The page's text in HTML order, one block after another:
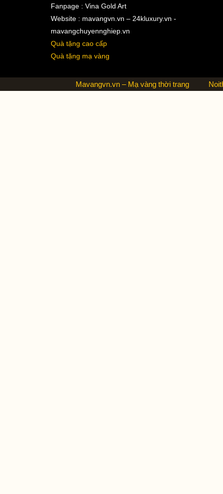
Fanpage : Vina Gold Art
Website : mavangvn.vn – 24kluxury.vn -
mavangchuyennghiep.vn
Quà tặng cao cấp
Quà tặng mạ vàng
Mavangvn.vn – Mạ vàng thời trang